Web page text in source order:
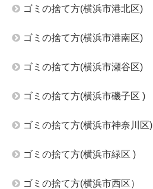
ゴミの捨て方(横浜市港北区)
ゴミの捨て方(横浜市港南区)
ゴミの捨て方(横浜市瀬谷区)
ゴミの捨て方(横浜市磯子区 )
ゴミの捨て方(横浜市神奈川区)
ゴミの捨て方(横浜市緑区 )
ゴミの捨て方(横浜市西区）